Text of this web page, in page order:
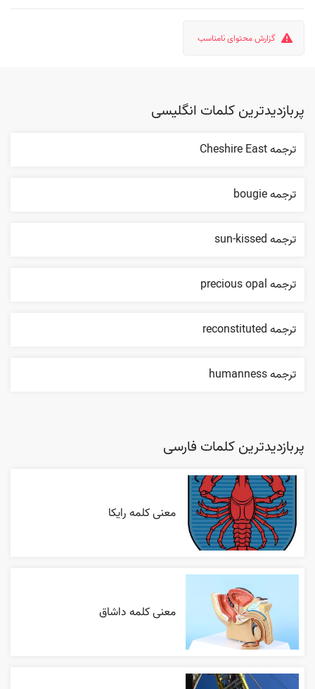
گزارش محتوای نامناسب
پربازدیدترین کلمات انگلیسی
ترجمه Cheshire East
ترجمه bougie
ترجمه sun-kissed
ترجمه precious opal
ترجمه reconstituted
ترجمه humanness
پربازدیدترین کلمات فارسی
معنی کلمه رایکا
معنی کلمه داشاق